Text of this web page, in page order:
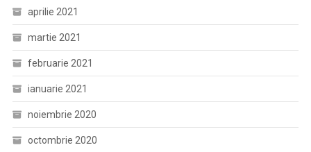
aprilie 2021
martie 2021
februarie 2021
ianuarie 2021
noiembrie 2020
octombrie 2020